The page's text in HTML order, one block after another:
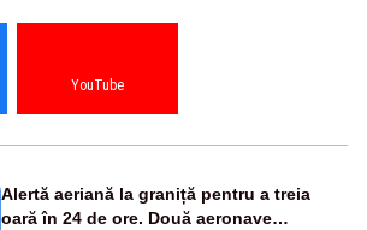
YouTube
Alertă aeriană la graniță pentru a treia
oară în 24 de ore. Două aeronave